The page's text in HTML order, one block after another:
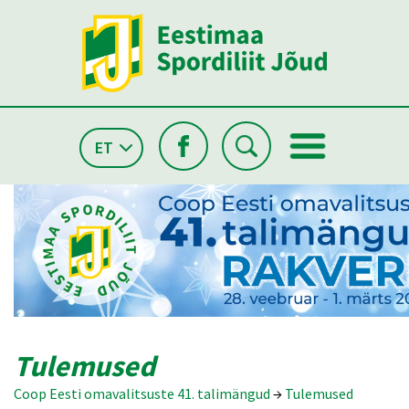
ET
Tulemused
Coop Eesti omavalitsuste 41. talimängud → Tulemused